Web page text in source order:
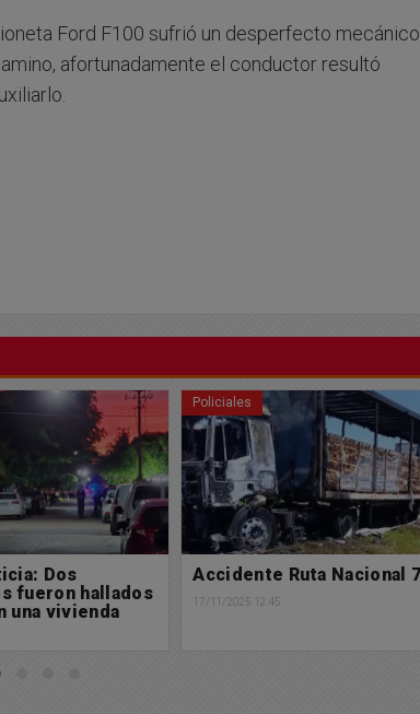
Ford F100 sufrió un desperfecto mecánico
afortunadamente el conductor resultó
Nacional 7
Policiales
Accidente de tránsito
16/11/2025 07:04